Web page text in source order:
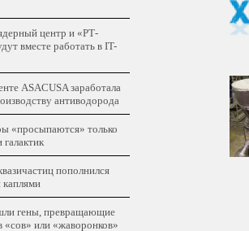
центр и «РТ-
вместе работать в IT-
ASACUSA заработала
антиводорода
«просыпаются» только
пополнился
каплями
гены, превращающие
«сов» или «жаворонков»